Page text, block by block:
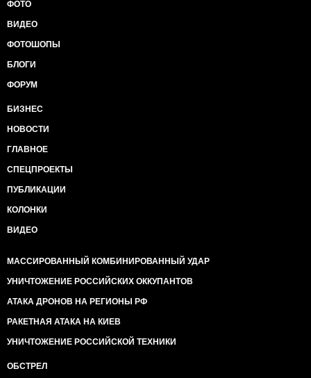
ФОТО
ВИДЕО
ФОТОШОПЫ
БЛОГИ
ФОРУМ
БИЗНЕС
НОВОСТИ
ГЛАВНОЕ
СПЕЦПРОЕКТЫ
ПУБЛИКАЦИИ
КОЛОНКИ
ВИДЕО
МАССИРОВАННЫЙ КОМБИНИРОВАННЫЙ УДАР
УНИЧТОЖЕНИЕ РОССИЙСКИХ ОККУПАНТОВ
АТАКА ДРОНОВ НА РЕГИОНЫ РФ
РАКЕТНАЯ АТАКА НА КИЕВ
УНИЧТОЖЕНИЕ РОССИЙСКОЙ ТЕХНИКИ
ОБСТРЕЛ